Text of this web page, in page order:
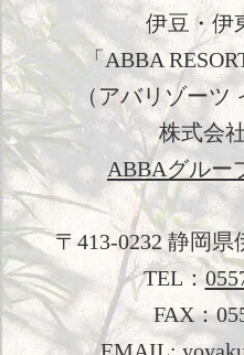
伊豆・伊
「ABBA
（アバリゾーツ
株式会
ABBAグルー
〒413-0232 静岡県
TEL：
FAX：
日本
観光
フォト
おすすめ
お問
よく
プライバ